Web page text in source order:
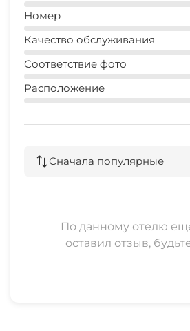
Номер
Качество обслуживания
Соответствие фото
Расположение
Сначала популярные
По данному отелю
оставил отзыв,